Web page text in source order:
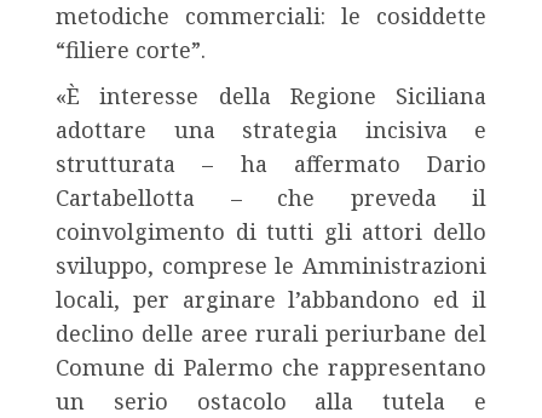
metodiche commerciali: le cosiddette
“filiere corte”.
«È interesse della Regione Siciliana
adottare una strategia incisiva e
strutturata – ha affermato Dario
Cartabellotta – che preveda il
coinvolgimento di tutti gli attori dello
sviluppo, comprese le Amministrazioni
locali, per arginare l’abbandono ed il
declino delle aree rurali periurbane del
Comune di Palermo che rappresentano
un serio ostacolo alla tutela e